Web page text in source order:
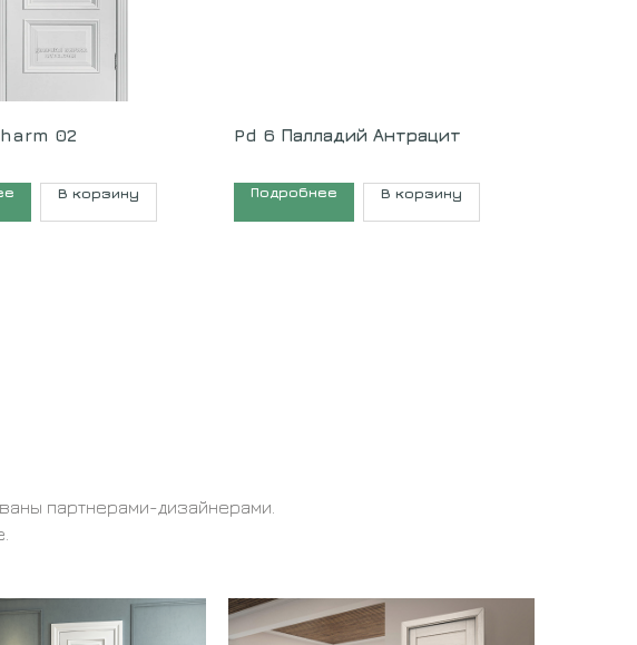
02
В корзину
Pd 6 Палладий Антрацит
Подробнее В корзину
партнерами-дизайнерами.